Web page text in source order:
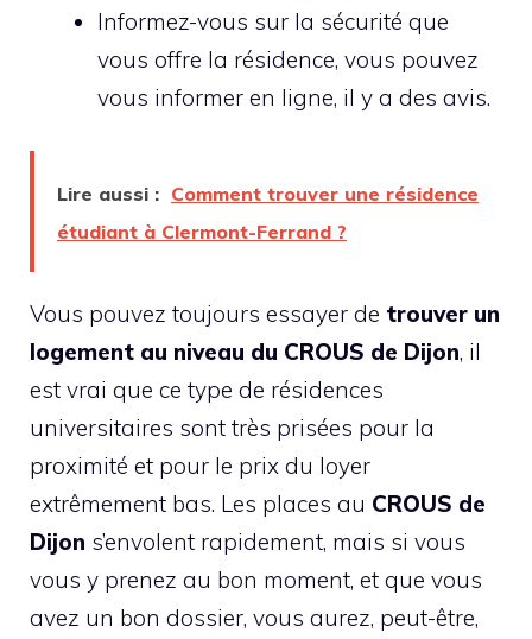
Informez-vous sur la sécurité que
vous offre la résidence, vous pouvez
vous informer en ligne, il y a des avis.
Lire aussi : Comment trouver une résidence
étudiant à Clermont-Ferrand ?
Vous pouvez toujours essayer de trouver un
logement au niveau du CROUS de Dijon, il
est vrai que ce type de résidences
universitaires sont très prisées pour la
proximité et pour le prix du loyer
extrêmement bas. Les places au CROUS de
Dijon s’envolent rapidement, mais si vous
vous y prenez au bon moment, et que vous
avez un bon dossier, vous aurez, peut-être,